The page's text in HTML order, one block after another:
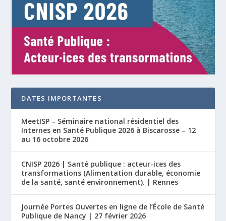
DATES IMPORTANTES
MeetISP – Séminaire national résidentiel des
Internes en Santé Publique 2026 à Biscarosse – 12
au 16 octobre 2026
CNISP 2026 | Santé publique : acteur-ices des
transformations (Alimentation durable, économie
de la santé, santé environnement). | Rennes
Journée Portes Ouvertes en ligne de l’École de Santé
Publique de Nancy | 27 février 2026